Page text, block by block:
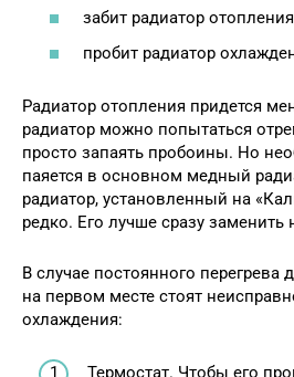
забит радиатор
пробит радиатор
Радиатор отопления придется
радиатор можно попытаться
просто запаять пробоины. Но
паяется в основном медный
радиатор, установленный на
редко. Его лучше сразу
В случае постоянного перегрева
на первом месте стоят
охлаждения:
Термостат. Чтобы его